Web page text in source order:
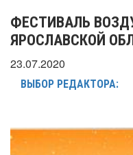
ФЕСТИВАЛЬ
ЯРОСЛАВСКОЙ
23.07.2020
ВЫБОР РЕДАКТОРА: